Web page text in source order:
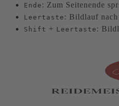
Ende : Zum Seitenende
Leertaste : Bildlauf nach
Shift + Leertaste :